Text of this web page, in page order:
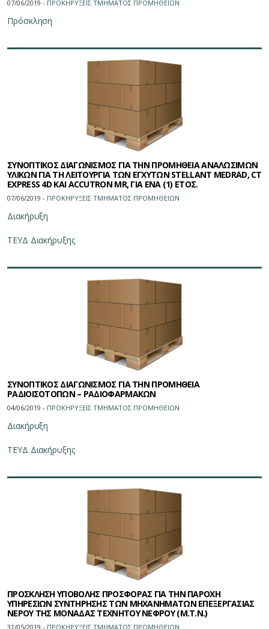
07/06/2019 - ΠΡΟΚΗΡΥΞΕΙΣ ΤΜΗΜΑΤΟΣ ΠΡΟΜΗΘΕΙΩN
Πρόσκληση
ΣΥΝΟΠΤΙΚΟΣ ΔΙΑΓΩΝΙΣΜΟΣ ΓΙΑ ΤΗΝ ΠΡΟΜΗΘΕΙΑ ΑΝΑΛΩΣΙΜΩΝ
ΥΛΙΚΩΝ ΓΙΑ ΤΗ ΛΕΙΤΟΥΡΓΙΑ ΤΩΝ ΕΓΧΥΤΩΝ STELLANT MEDRAD, CT
EXPRESS 4D ΚΑΙ ACCUTRON MR, ΓΙΑ ΕΝΑ (1) ΕΤΟΣ.
07/06/2019 - ΠΡΟΚΗΡΥΞΕΙΣ ΤΜΗΜΑΤΟΣ ΠΡΟΜΗΘΕΙΩN
Διακήρυξη
ΤΕΥΔ Διακήρυξης
ΣΥΝΟΠΤΙΚΟΣ ΔΙΑΓΩΝΙΣΜΟΣ ΓΙΑ ΤΗΝ ΠΡΟΜΗΘΕΙΑ
ΡΑΔΙΟΙΣΟΤΟΠΩΝ – ΡΑΔΙΟΦΑΡΜΑΚΩΝ
04/06/2019 - ΠΡΟΚΗΡΥΞΕΙΣ ΤΜΗΜΑΤΟΣ ΠΡΟΜΗΘΕΙΩN
Διακήρυξη
ΤΕΥΔ Διακήρυξης
ΠΡΟΣΚΛΗΣΗ ΥΠΟΒΟΛΗΣ ΠΡΟΣΦΟΡΑΣ ΓΙΑ ΤΗΝ ΠΑΡΟΧΗ
ΥΠΗΡΕΣΙΩΝ ΣΥΝΤΗΡΗΣΗΣ ΤΩΝ ΜΗΧΑΝΗΜΑΤΩΝ ΕΠΕΞΕΡΓΑΣΙΑΣ
ΝΕΡΟΥ ΤΗΣ ΜΟΝΑΔΑΣ ΤΕΧΝΗΤΟΥ ΝΕΦΡΟΥ (Μ.Τ.Ν.)
31/05/2019 - ΠΡΟΚΗΡΥΞΕΙΣ ΤΜΗΜΑΤΟΣ ΠΡΟΜΗΘΕΙΩN